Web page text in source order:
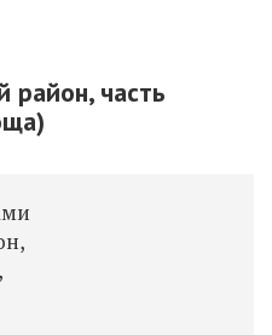
район, часть